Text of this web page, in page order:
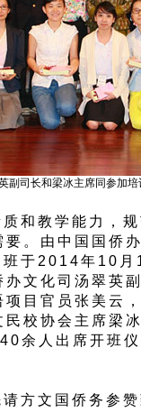
副司长和梁冰主席同参加
教学能力，规
。由中国国侨
班于2014年10
文化司汤翠英
目官员张美云
校协会主席梁
余人出席开班
文国侨务参赞